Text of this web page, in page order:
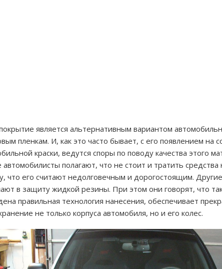
является альтернативным вариантом
пленкам. И, как это часто бывает, с его появлением на
краски, ведутся споры по поводу качества этого
автомобилисты полагают, что не стоит и тратить средства
что его считают недолговечным и дорогостоящим.
в защиту жидкой резины. При этом они говорят, что
правильная технология нанесения, обеспечивает
не только корпуса автомобиля, но и его колес.